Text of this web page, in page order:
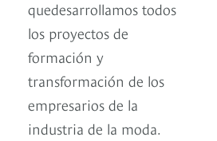
quedesarrollamos todos
los proyectos de
formación y
transformación de los
empresarios de la
industria de la moda.